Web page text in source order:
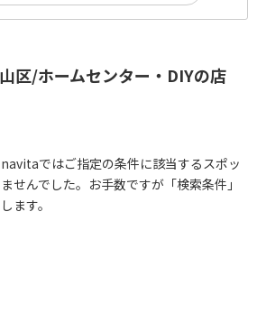
区/ホームセンター・DIYの店
ではご指定の条件に該当するスポッ
せんでした。お手数ですが「検索条件」
ます。